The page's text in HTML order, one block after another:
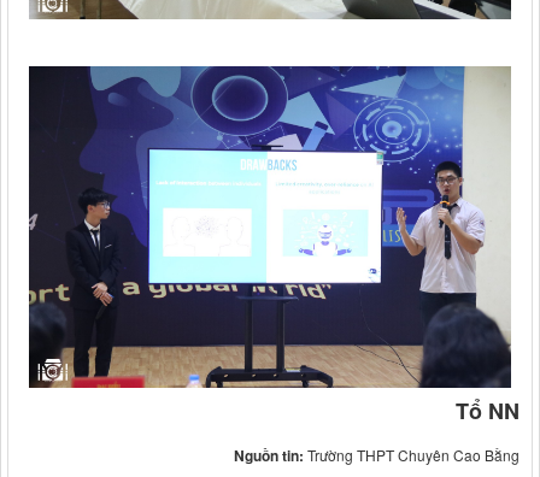
Tổ NN
Nguồn tin: Trường THPT Chuyên Cao Bằng